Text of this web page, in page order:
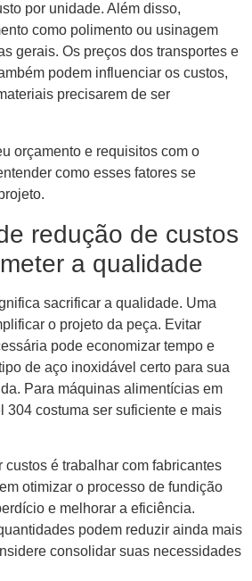
por unidade. Além disso,
como polimento ou usinagem
gerais. Os preços dos transportes e
podem influenciar os custos,
precisarem de ser
orçamento e requisitos com o
como esses fatores se
redução de custos
a qualidade
sacrificar a qualidade. Uma
o projeto da peça. Evitar
pode economizar tempo e
de aço inoxidável certo para sua
Para máquinas alimentícias em
304 costuma ser suficiente e mais
custos é trabalhar com fabricantes
otimizar o processo de fundição
e melhorar a eficiência.
podem reduzir ainda mais
consolidar suas necessidades